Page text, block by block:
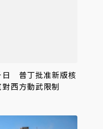
日 普丁批准新版核
西方動武限制